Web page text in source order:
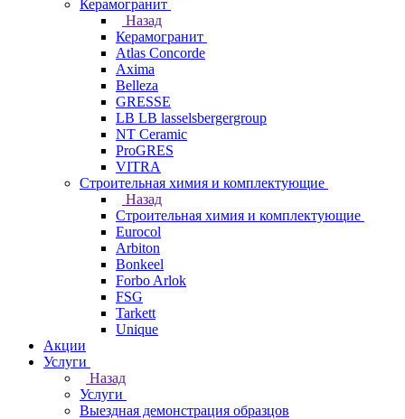
Керамогранит
Назад
Керамогранит
Atlas Concorde
Axima
Belleza
GRESSE
LB LB lasselsbergergroup
NT Ceramic
ProGRES
VITRA
Строительная химия и комплектующие
Назад
Строительная химия и комплектующие
Eurocol
Arbiton
Bonkeel
Forbo Arlok
FSG
Tarkett
Unique
Акции
Услуги
Назад
Услуги
Выездная демонстрация образцов